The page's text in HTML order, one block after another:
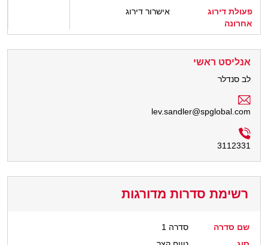
פעולת דירוג
אחרונה
אישרור דירוג
אנליסט ראשי
לב סנדלר
lev.sandler@spglobal.com
3112331
רשימת סדרות מדורגות
שם סדרה
סדרה 1